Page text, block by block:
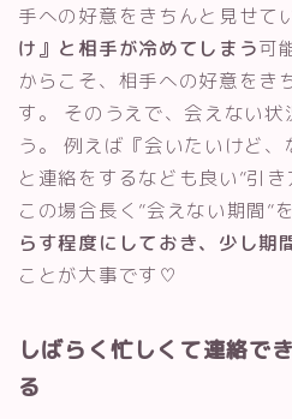
手への好意をきちんと見せて
け』と相手が冷めてしまう可
からこそ、相手への好意をき
す。 そのうえで、会えない状
う。 例えば『会いたいけど
と連絡をするなども良い”引き
この場合長く”会えない期間”
らす程度にしておき、少し期
ことが大事です♡
しばらく忙しくて連絡で
る